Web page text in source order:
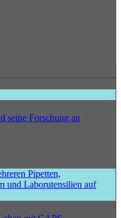
seine Forschung an